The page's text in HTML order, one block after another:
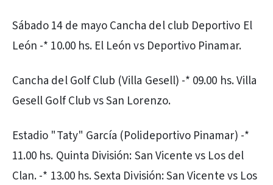
Sábado 14 de mayo Cancha del club Deportivo El
León -* 10.00 hs. El León vs Deportivo Pinamar.
Cancha del Golf Club (Villa Gesell) -* 09.00 hs. Villa
Gesell Golf Club vs San Lorenzo.
Estadio "Taty" García (Polideportivo Pinamar) -*
11.00 hs. Quinta División: San Vicente vs Los del
Clan. -* 13.00 hs. Sexta División: San Vicente vs Los